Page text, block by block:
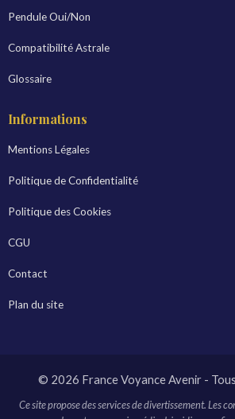
Pendule Oui/Non
Compatibilité Astrale
Glossaire
Informations
Mentions Légales
Politique de Confidentialité
Politique des Cookies
CGU
Contact
Plan du site
© 2026 France Voyance Avenir -
Ce site propose des services de divertissement. Les